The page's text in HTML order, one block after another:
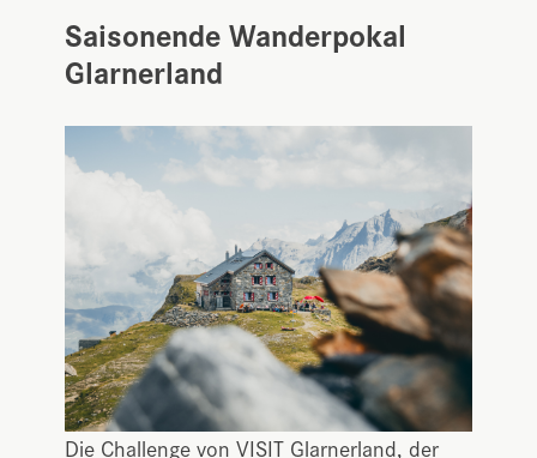
Saisonende Wanderpokal
Glarnerland
Die Challenge von VISIT Glarnerland, der